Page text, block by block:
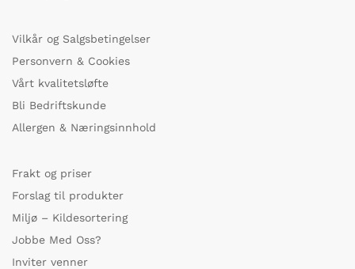
Vilkår og Salgsbetingelser
Personvern & Cookies
Vårt kvalitetsløfte
Bli Bedriftskunde
Allergen & Næringsinnhold
Frakt og priser
Forslag til produkter
Miljø – Kildesortering
Jobbe Med Oss?
Inviter venner